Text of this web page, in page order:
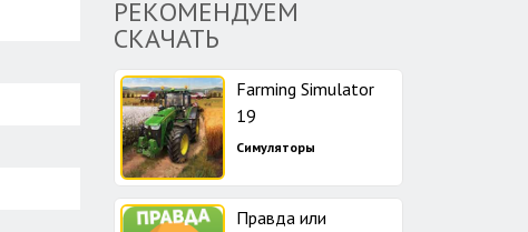
РЕКОМЕНДУЕМ
СКАЧАТЬ
Farming Simulator
19
Симуляторы
Правда или